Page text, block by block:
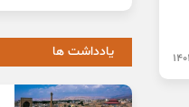
یادداشت ها